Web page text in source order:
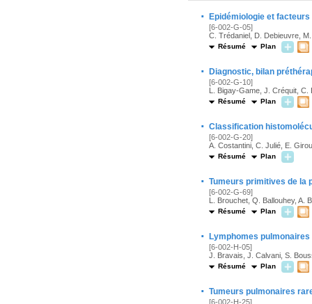
· Epidémiologie et
[6-002-G-05]
C. Trédaniel, D. Debieuvre,
Résumé Plan
· Diagnostic, bilan
[6-002-G-10]
L. Bigay-Game, J. Créquit,
Résumé Plan
· Classification
[6-002-G-20]
A. Costantini, C. Julié, E.
Résumé Plan
· Tumeurs primitives de la
[6-002-G-69]
L. Brouchet, Q. Ballouhey, A.
Résumé Plan
· Lymphomes
[6-002-H-05]
J. Bravais, J. Calvani, S.
Résumé Plan
· Tumeurs pulmonaires
[6-002-H-25]